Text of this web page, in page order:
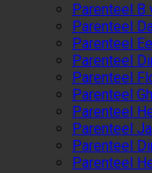
Parenteel B
Parenteel
Parenteel
Parenteel
Parenteel
Parenteel
Parenteel
Parenteel
Parenteel
Parenteel